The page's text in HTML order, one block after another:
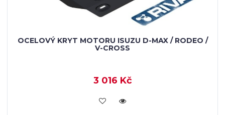
OCELOVÝ KRYT MOTORU ISUZU D-MAX / RODEO /
V-CROSS
3 016 Kč
KOUPIT